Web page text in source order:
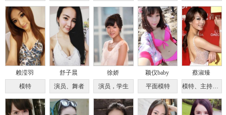
赖滢羽
模特
舒子晨
演员、舞者
徐娇
演员，学生
颖仪baby
平面模特
蔡淑臻
模特、主持、演员